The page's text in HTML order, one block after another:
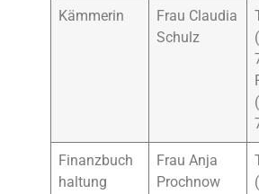
Kämmerin
Frau Claudia
Schulz
Finanzbuch
haltung
Frau Anja
Prochnow